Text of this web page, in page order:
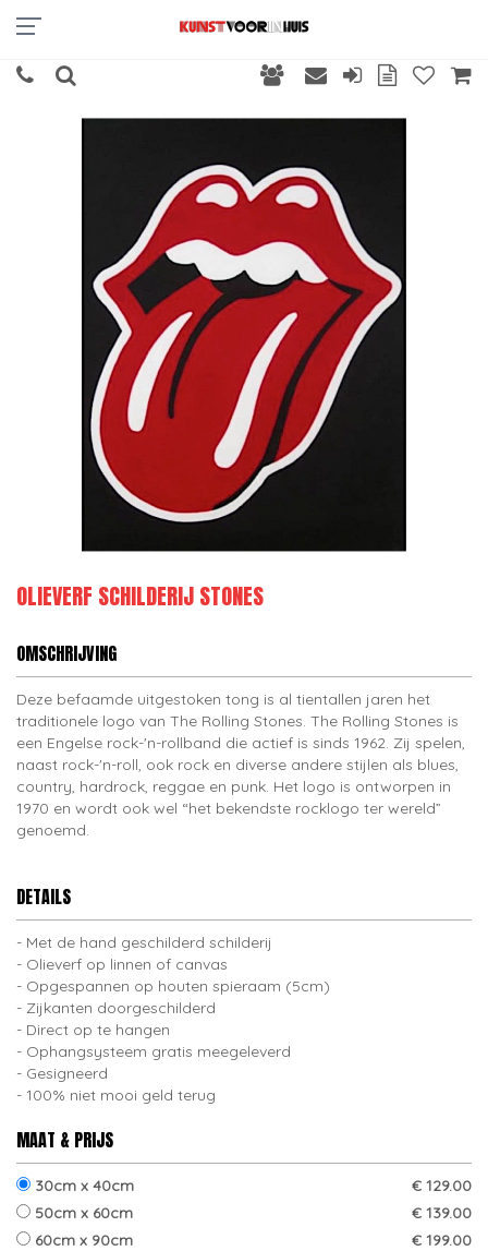
OLIEVERF SCHILDERIJ STONES
OMSCHRIJVING
Deze befaamde uitgestoken tong is al tientallen jaren het
traditionele logo van The Rolling Stones. The Rolling Stones is
een Engelse rock-'n-rollband die actief is sinds 1962. Zij spelen,
naast rock-'n-roll, ook rock en diverse andere stijlen als blues,
country, hardrock, reggae en punk. Het logo is ontworpen in
1970 en wordt ook wel “het bekendste rocklogo ter wereld”
genoemd.
DETAILS
Met de hand geschilderd schilderij
Olieverf op linnen of canvas
Opgespannen op houten spieraam (5cm)
Zijkanten doorgeschilderd
Direct op te hangen
Ophangsysteem gratis meegeleverd
Gesigneerd
100% niet mooi geld terug
MAAT & PRIJS
30cm x 40cm
€ 129.00
50cm x 60cm
€ 139.00
60cm x 90cm
€ 199.00